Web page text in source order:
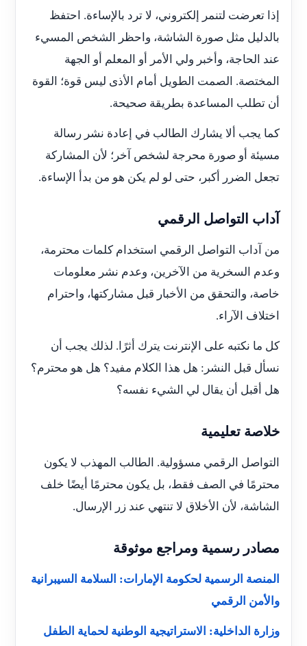
إذا تعرضت لتنمر إلكتروني، لا ترد بالإساءة. احتفظ
بالدليل مثل صورة الشاشة، واحظر الشخص المسيء
عند الحاجة، وأخبر ولي الأمر أو المعلم أو الجهة
المختصة. الصمت الطويل أمام الأذى ليس قوة؛ القوة
أن تطلب المساعدة بطريقة صحيحة.
كما يجب ألا يشارك الطالب في إعادة نشر رسالة
مسيئة أو صورة محرجة لشخص آخر؛ لأن المشاركة
تجعل الضرر أكبر، حتى لو لم يكن هو من بدأ الإساءة.
آداب التواصل الرقمي
من آداب التواصل الرقمي استخدام كلمات محترمة،
وعدم السخرية من الآخرين، وعدم نشر معلومات
خاصة، والتحقق من الأخبار قبل مشاركتها، واحترام
اختلاف الآراء.
كل ما نكتبه على الإنترنت يترك أثرًا. لذلك يجب أن
نسأل قبل النشر: هل هذا الكلام مفيد؟ هل هو محترم؟
هل أقبل أن يقال لي الشيء نفسه؟
خلاصة تعليمية
التواصل الرقمي مسؤولية. الطالب المهذب لا يكون
محترمًا في الصف فقط، بل يكون محترمًا أيضًا خلف
الشاشة، لأن الأخلاق لا تنتهي عند زر الإرسال.
مصادر رسمية ومراجع موثوقة
المنصة الرسمية لحكومة الإمارات: السلامة السيبرانية
والأمن الرقمي
وزارة الداخلية: الاستراتيجية الوطنية لحماية الطفل